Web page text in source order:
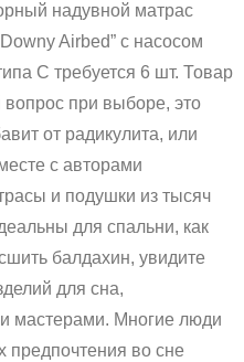
надувной матрас
Airbed” с насосом
С требуется 6 шт. Товар
вопрос при выборе, это
от радикулита, или
с авторами
и подушки из тысяч
для спальни, как
балдахин, увидите
для сна,
и мастерами. Многие люди
предпочтения во сне